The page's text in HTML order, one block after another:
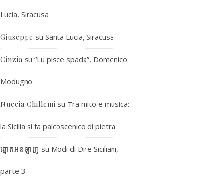
Lucia, Siracusa
Giuseppe su Santa Lucia, Siracusa
Cinzia su “Lu pisce spada”, Domenico
Modugno
Nuccia Chillemi su Tra mito e musica:
la Sicilia si fa palcoscenico di pietra
ឆ្នោតអនឡាញ su Modi di Dire Siciliani,
parte 3